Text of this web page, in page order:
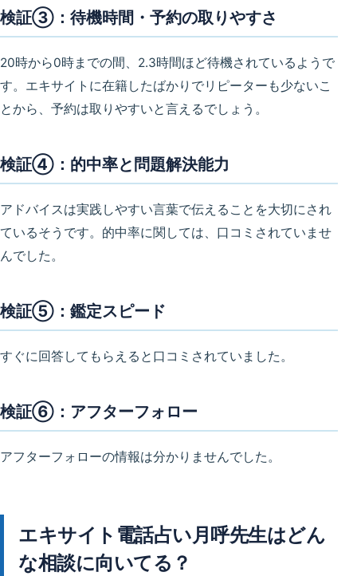
検証③：待機時間・予約の取りやすさ
20時から0時までの間、2.3時間ほど待機されているようで
す。エキサイトに在籍したばかりでリピーターも少ないこ
とから、予約は取りやすいと言えるでしょう。
検証④：的中率と問題解決能力
アドバイスは実践しやすい言葉で伝えることを大切にされ
ているそうです。的中率に関しては、口コミされていませ
んでした。
検証⑤：鑑定スピード
すぐに回答してもらえると口コミされていました。
検証⑥：アフターフォロー
アフターフォローの情報は分かりませんでした。
エキサイト電話占い月呼先生はどん
な相談に向いてる？